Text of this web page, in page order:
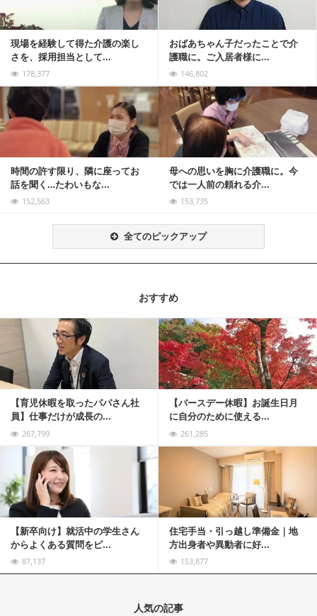
現場を経験して得た介護の楽し
さを、採用担当として...
178,377
おばあちゃん子だったことで介
護職に。ご入居者様に...
146,802
時間の許す限り、隣に座ってお
話を聞く…たわいもな...
152,563
母への思いを胸に介護職に。今
では一人前の頼れる介...
153,735
記事を読む
全てのピックアップ
おすすめ
【育児休暇を取ったパパさん社
員】仕事だけが成長の...
267,799
【バースデー休暇】お誕生日月
に自分のために使える...
261,285
【新卒向け】就活中の学生さん
からよくある質問をピ...
87,137
住宅手当・引っ越し準備金｜地
方出身者や異動者に好...
153,877
記事を読む
人気の記事